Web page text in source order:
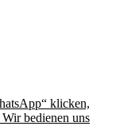
klicken,
bedienen uns